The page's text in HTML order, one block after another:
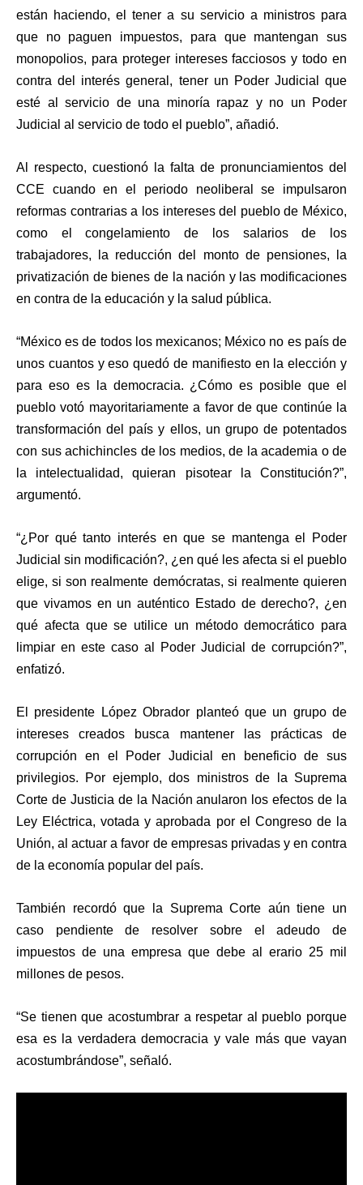
están haciendo, el tener a su servicio a ministros para
que no paguen impuestos, para que mantengan sus
monopolios, para proteger intereses facciosos y todo en
contra del interés general, tener un Poder Judicial que
esté al servicio de una minoría rapaz y no un Poder
Judicial al servicio de todo el pueblo”, añadió.
Al respecto, cuestionó la falta de pronunciamientos del
CCE cuando en el periodo neoliberal se impulsaron
reformas contrarias a los intereses del pueblo de México,
como el congelamiento de los salarios de los
trabajadores, la reducción del monto de pensiones, la
privatización de bienes de la nación y las modificaciones
en contra de la educación y la salud pública.
“México es de todos los mexicanos; México no es país de
unos cuantos y eso quedó de manifiesto en la elección y
para eso es la democracia. ¿Cómo es posible que el
pueblo votó mayoritariamente a favor de que continúe la
transformación del país y ellos, un grupo de potentados
con sus achichincles de los medios, de la academia o de
la intelectualidad, quieran pisotear la Constitución?”,
argumentó.
“¿Por qué tanto interés en que se mantenga el Poder
Judicial sin modificación?, ¿en qué les afecta si el pueblo
elige, si son realmente demócratas, si realmente quieren
que vivamos en un auténtico Estado de derecho?, ¿en
qué afecta que se utilice un método democrático para
limpiar en este caso al Poder Judicial de corrupción?”,
enfatizó.
El presidente López Obrador planteó que un grupo de
intereses creados busca mantener las prácticas de
corrupción en el Poder Judicial en beneficio de sus
privilegios. Por ejemplo, dos ministros de la Suprema
Corte de Justicia de la Nación anularon los efectos de la
Ley Eléctrica, votada y aprobada por el Congreso de la
Unión, al actuar a favor de empresas privadas y en contra
de la economía popular del país.
También recordó que la Suprema Corte aún tiene un
caso pendiente de resolver sobre el adeudo de
impuestos de una empresa que debe al erario 25 mil
millones de pesos.
“Se tienen que acostumbrar a respetar al pueblo porque
esa es la verdadera democracia y vale más que vayan
acostumbrándose”, señaló.